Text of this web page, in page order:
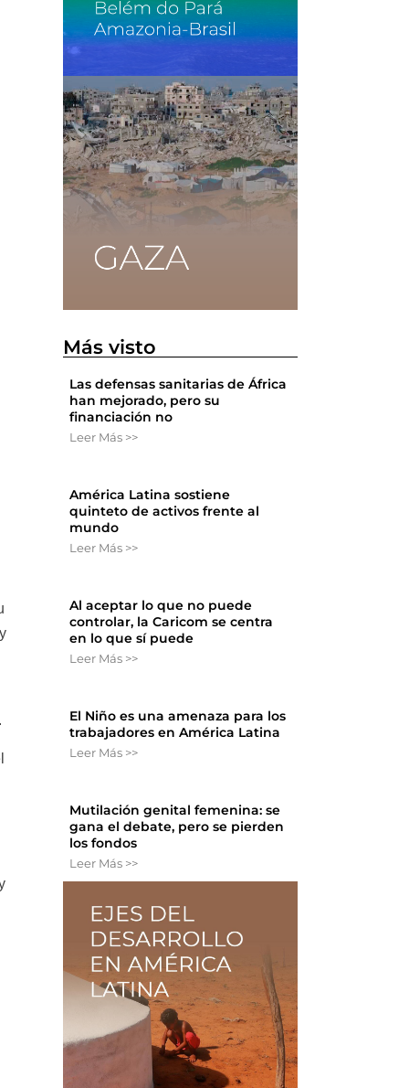
Más visto
Las defensas sanitarias de África
han mejorado, pero su
financiación no
Leer Más >>
América Latina sostiene
quinteto de activos frente al
mundo
Leer Más >>
Al aceptar lo que no puede
controlar, la Caricom se centra
en lo que sí puede
Leer Más >>
El Niño es una amenaza para los
trabajadores en América Latina
Leer Más >>
Mutilación genital femenina: se
gana el debate, pero se pierden
los fondos
Leer Más >>